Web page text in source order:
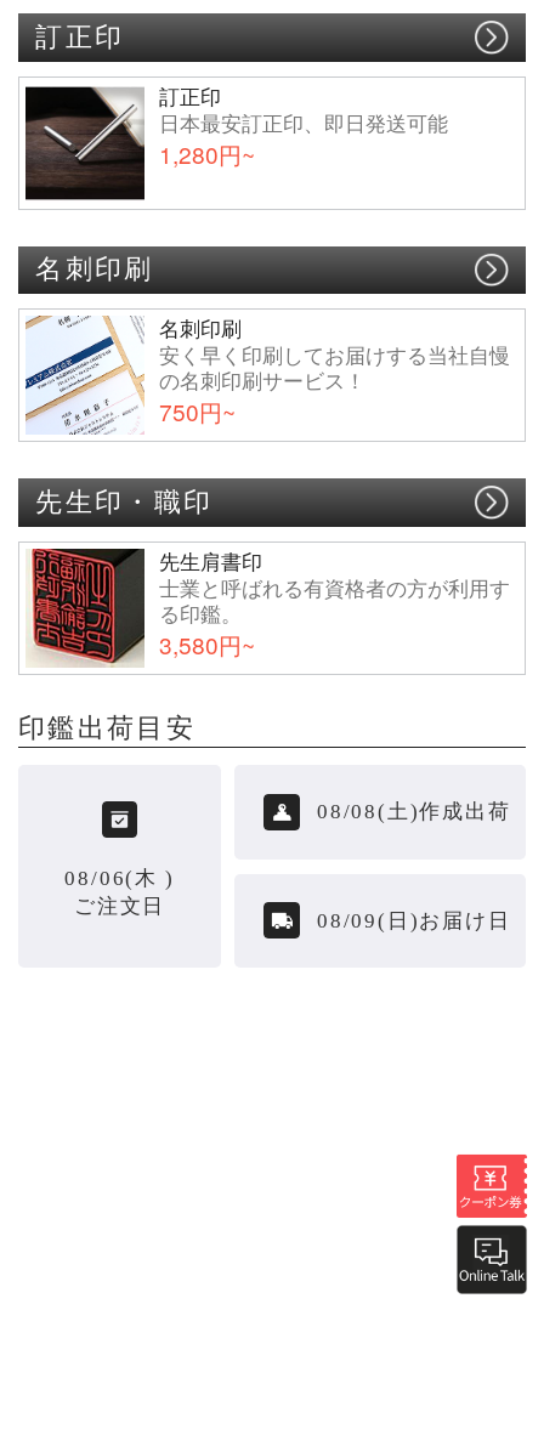
訂正印
訂正印
日本最安訂正印、即日発送可能
1,280円~
名刺印刷
名刺印刷
安く早く印刷してお届けする当社自慢
の名刺印刷サービス！
750円~
先生印・職印
先生肩書印
士業と呼ばれる有資格者の方が利用す
る印鑑。
3,580円~
印鑑出荷目安
08/06(木 )
ご注文日
08/08(土)作成出荷
08/09(日)お届け日